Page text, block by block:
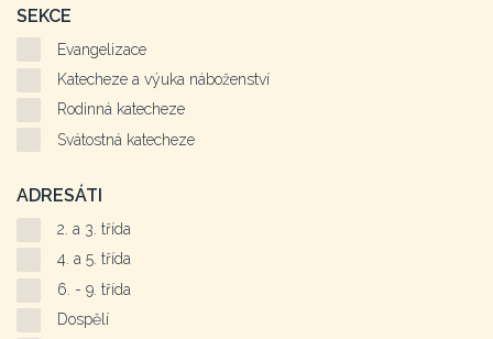
SEKCE
Evangelizace
Katecheze a výuka náboženství
Rodinná katecheze
Svátostná katecheze
ADRESÁTI
2. a 3. třída
4. a 5. třída
6. - 9. třída
Dospělí